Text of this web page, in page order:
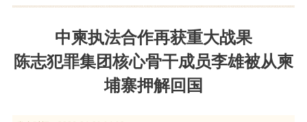
中柬执法合作再获重大战果
陈志犯罪集团核心骨干成员李雄被从柬
埔寨押解回国